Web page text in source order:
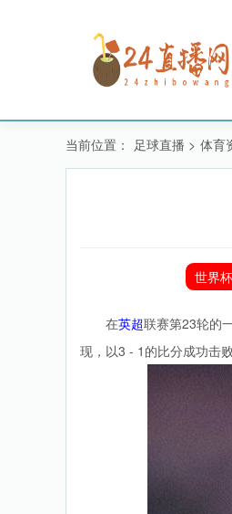
当前位置： 足球直播 > 体育
世界
在英超联赛第23轮的
现，以3 - 1的比分成功击